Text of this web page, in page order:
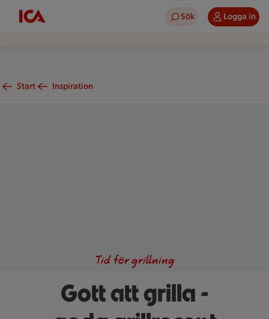
Sök Logga in
Start Inspiration
Gott att grilla -
Tid för grillning